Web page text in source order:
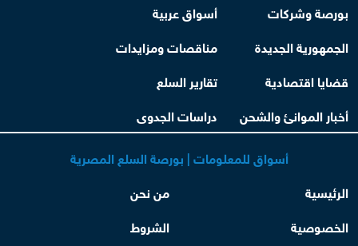
بورصة وشركات
أسواق عربية
الجمهورية الجديدة
مناقصات ومزايدات
قضايا اقتصادية
تقارير السلع
أخبار الموانئ والشحن
دراسات الجدوى
أسواق للمعلومات | بورصة السلع المصرية
الرئيسية
من نحن
الخصوصية
الشروط